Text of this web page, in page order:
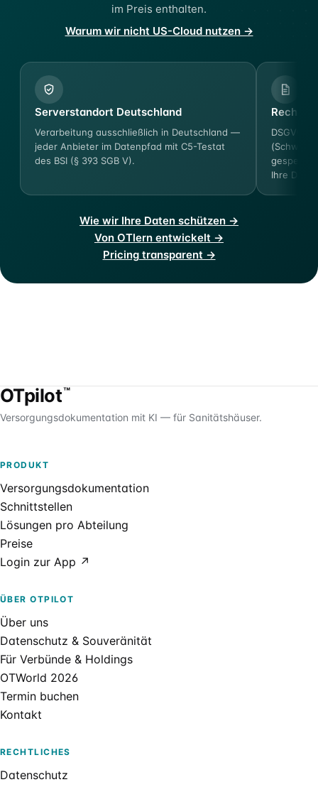
im Preis enthalten.
Warum wir nicht US-Cloud nutzen →
Serverstandort Deutschland
Verarbeitung ausschließlich in Deutschland —
jeder Anbieter im Datenpfad mit C5-Testat
des BSI (§ 393 SGB V).
DSGVO-
Ihre
Wie wir Ihre Daten schützen →
Von OTlern entwickelt →
Pricing transparent →
OTpilot™
Versorgungsdokumentation mit KI — für Sanitätshäuser.
PRODUKT
Versorgungsdokumentation
Schnittstellen
Lösungen pro Abteilung
Preise
Login zur App ↗
ÜBER OTPILOT
Über uns
Datenschutz & Souveränität
Für Verbünde & Holdings
OTWorld 2026
Termin buchen
Kontakt
RECHTLICHES
Datenschutz